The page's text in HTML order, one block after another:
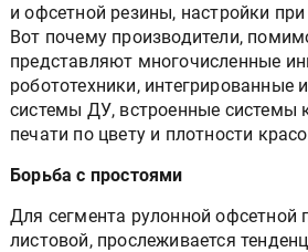
и офсетной резины, настройки
Вот почему производители,
представляют многочисленные
робототехники, интегрированные
системы ДУ, встроенные системы
печати по цвету и плотности
Борьба с простоями
Для сегмента рулонной офсетной
листовой, прослеживается